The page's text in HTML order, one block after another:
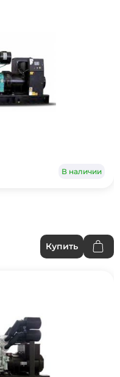
В наличии
Купить